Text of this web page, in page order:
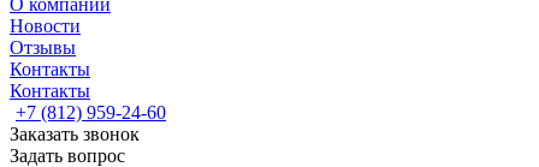
О компании
Новости
Отзывы
Контакты
Контакты
+7 (812) 959-24-60
Заказать звонок
Задать вопрос